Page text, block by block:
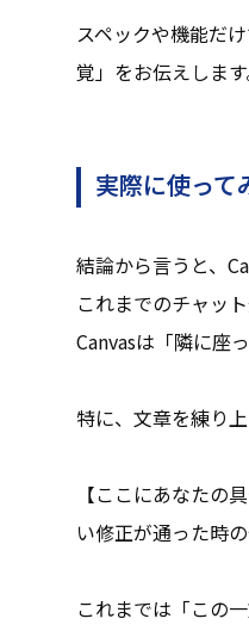
スペックや機能だ
覚」をお伝えします
実際に使って
結論から言うと、
これまでのチャッ
Canvasは「隣に座
特に、文章を練り
【ここにあなたの
い修正が通った時
これまでは「この